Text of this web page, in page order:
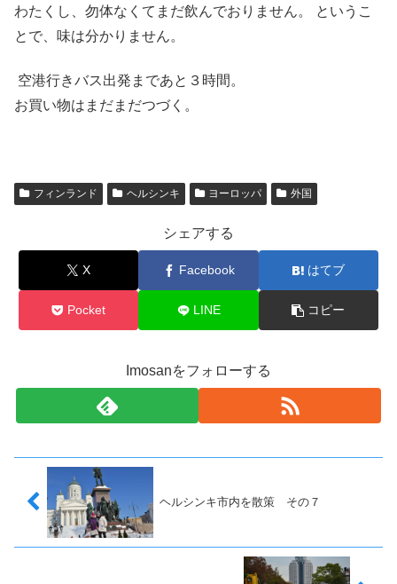
わたくし、勿体なくてまだ飲んでおりません。 というこ
とで、味は分かりません。
空港行きバス出発まであと３時間。
お買い物はまだまだつづく。
フィンランド ヘルシンキ ヨーロッパ 外国
シェアする
X Facebook はてブ
Pocket LINE コピー
Imosanをフォローする
ヘルシンキ市内を散策 その７